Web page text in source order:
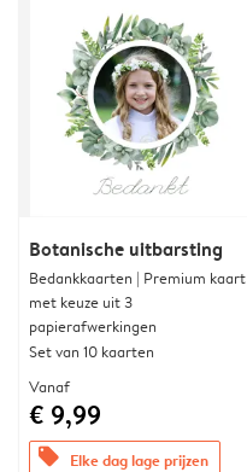
Botanische uitbarsting
Bedankkaarten | Premium kaart
met keuze uit 3
papierafwerkingen
Set van 10 kaarten
Vanaf
€ 9,99
offers Elke dag lage prijzen